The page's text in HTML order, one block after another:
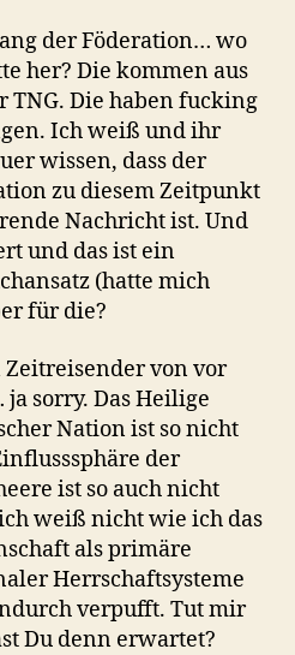
der Föderation… wo
her? Die kommen aus
TNG. Die haben fucking
Ich weiß und ihr
wissen, dass der
zu diesem Zeitpunkt
Nachricht ist. Und
und das ist ein
(hatte mich
für die?
von vor
ja sorry. Das Heilige
Nation ist so nicht
der
ist so auch nicht
weiß nicht wie ich das
als primäre
Herrschaftsysteme
verpufft. Tut mir
Du denn erwartet?